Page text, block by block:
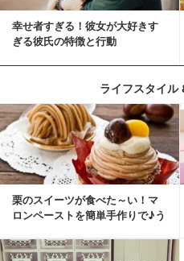
幸せ者すぎる！彼女が大好きす
ぎる彼氏の特徴と行動
ライフスタイル
栗のスイーツが食べた～い！マ
ロンペーストを簡単手作りで♪う